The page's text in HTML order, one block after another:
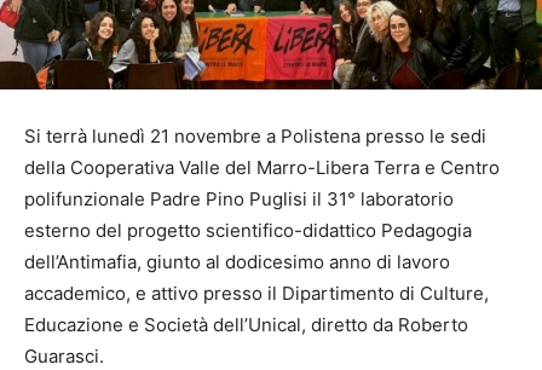
Si terrà lunedì 21 novembre a Polistena presso le sedi
della Cooperativa Valle del Marro-Libera Terra e Centro
polifunzionale Padre Pino Puglisi il 31° laboratorio
esterno del progetto scientifico-didattico Pedagogia
dell’Antimafia, giunto al dodicesimo anno di lavoro
accademico, e attivo presso il Dipartimento di Culture,
Educazione e Società dell’Unical, diretto da Roberto
Guarasci.